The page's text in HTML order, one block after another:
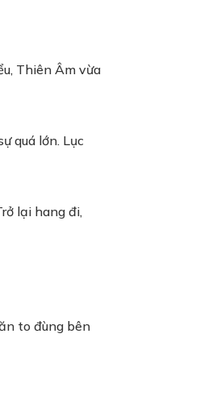
Thiên Âm vừa
quá lớn. Lục
lại hang đi,
to đùng bên